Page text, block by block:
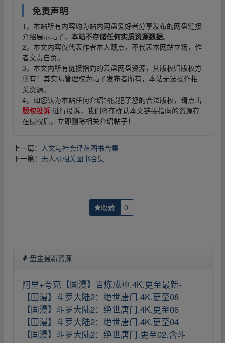
免责声明
1，本站所有内容均为站内网盘爱好者分享发布的网盘链接
介绍展示帖子， 本站不存储任何实质资源数据。
2，本文内容仅代表作者本人观点，不代表本网站立场，作
者文责自负。
3，本文内所有链接指向的云盘网盘资源，其版权归版权方
所有！其实际管理权为帖子发布者所有，本站无法操作相
关资源。
4，如您认为本站任何介绍帖侵犯了您的合法版权，请点击
版权投诉 进行投诉，我们将在确认本文链接指向的资源存
在侵权后，立即删除相关介绍帖子！
上一篇： 人文与社会译丛图书合集
下一篇： 无人机相关图书合集
收藏 0
盘主最新资源
阿里+夸克【国漫】百炼成神.4K.更至最新-
【国漫】斗罗大陆2：绝世唐门.4K.更至08
【国漫】斗罗大陆2：绝世唐门.4K.更至06
【国漫】斗罗大陆2：绝世唐门.4K.更至04
【国漫】斗罗大陆2：绝世唐门.更至02.含斗